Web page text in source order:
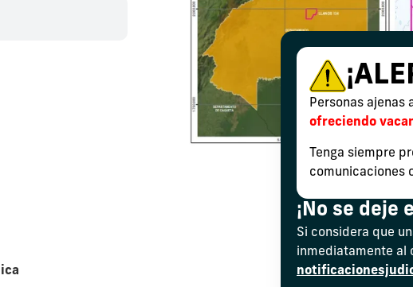
Personas ajenas
ofreciendo
Tenga siempre
comunicaciones
¡No se deje
Si considera que
inmediatamente al